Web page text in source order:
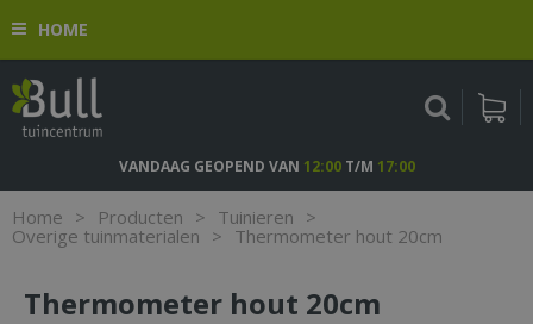
n
o
HOME
Home > Producten > Tuinieren >
Overige tuinmaterialen > Thermometer hout 20cm
VANDAAG GEOPEND VAN 12:00T/M 17:00
Thermometer hout 20cm